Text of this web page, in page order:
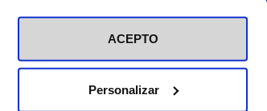
ACEPTO
Personalizar